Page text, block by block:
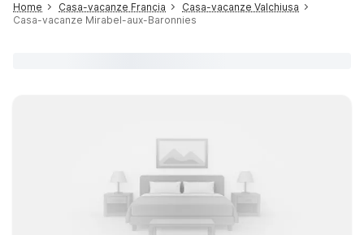
Home Casa-vacanze Francia
Casa-vacanze Valchiusa
Casa-vacanze Mirabel-aux-Baronnies